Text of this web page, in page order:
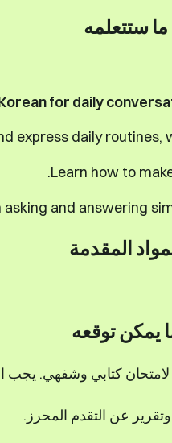
ما ستتعلمه
for daily
express daily routines,
Learn how to
and answering
المقدمة
يمكن توقعه
عن التقدم المحرز.